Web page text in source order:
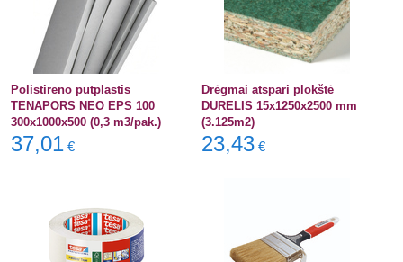
Polistireno putplastis
TENAPORS NEO EPS 100
300x1000x500 (0,3 m3/pak.)
37,01 €
Drėgmai atspari plokštė
DURELIS 15x1250x2500 mm
(3.125m2)
23,43 €